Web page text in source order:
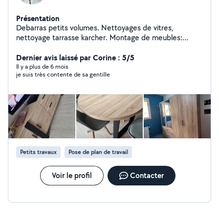
Présentation
Debarras petits volumes. Nettoyages de vitres,
nettoyage tarrasse karcher. Montage de meubles:
étagères. Découpes plan de travail N'hésitez pas à me
contacter via mon numero, SMS ou laissez moi un
message Zero six//onze//quatre-vingt douze//soixante
Dernier avis laissé par Corine : 5/5
Il y a plus de 6 mois
je suis très contente de sa gentille
Petits travaux Pose de plan de travail
Voir le profil Contacter